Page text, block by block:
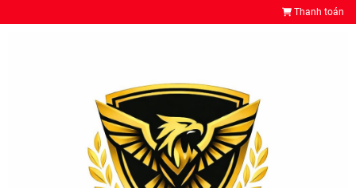
Thanh toán